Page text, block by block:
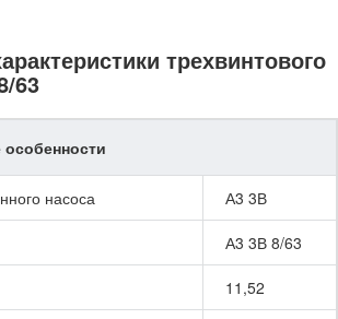
трехвинтового
63
насоса А3 3В
А3 3В 8/63
11,52